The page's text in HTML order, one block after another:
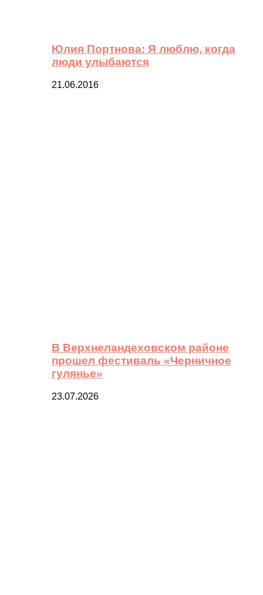
Юлия Портнова: Я люблю, когда
люди улыбаются
21.06.2016
В Верхнеландеховском районе
прошел фестиваль «Черничное
гулянье»
23.07.2026